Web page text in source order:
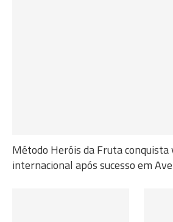
Método Heróis da Fruta
internacional após sucesso em